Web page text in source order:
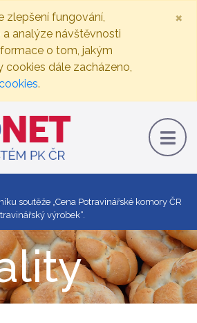
zlepšení fungování,
analýze návštěvnosti
o tom, jakým
cookies dále zacházeno,
.
×
soutěže „Cena Potravinářské komory ČR
výrobek“.